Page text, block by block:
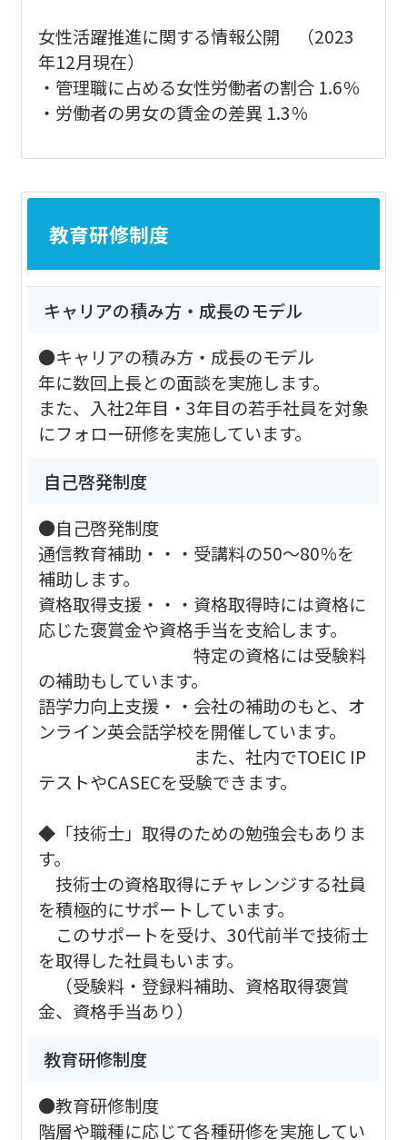
女性活躍推進に関する情報公開 （2023
年12月現在）
・管理職に占める女性労働者の割合 1.6％
・労働者の男女の賃金の差異 1.3％
教育研修制度
キャリアの積み方・成長のモデル
●キャリアの積み方・成長のモデル
年に数回上長との面談を実施します。
また、入社2年目・3年目の若手社員を対象
にフォロー研修を実施しています。
自己啓発制度
●自己啓発制度
通信教育補助・・・受講料の50～80％を
補助します。
資格取得支援・・・資格取得時には資格に
応じた褒賞金や資格手当を支給します。
特定の資格には受験料
の補助もしています。
語学力向上支援・・会社の補助のもと、オ
ンライン英会話学校を開催しています。
また、社内でTOEIC IP
テストやCASECを受験できます。
◆「技術士」取得のための勉強会もありま
す。
技術士の資格取得にチャレンジする社員
を積極的にサポートしています。
このサポートを受け、30代前半で技術士
を取得した社員もいます。
（受験料・登録料補助、資格取得褒賞
金、資格手当あり）
教育研修制度
●教育研修制度
階層や職種に応じて各種研修を実施してい